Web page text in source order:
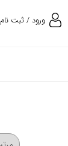
ورود / ثبت نام